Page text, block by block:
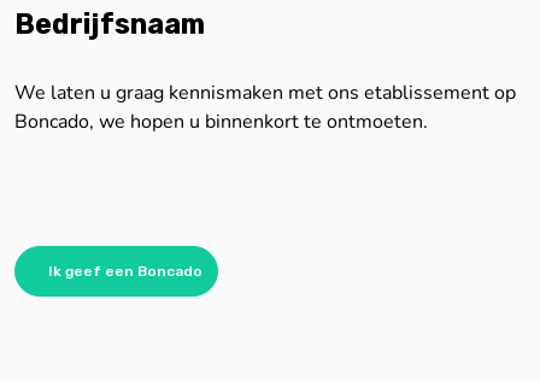
Bedrijfsnaam
We laten u graag kennismaken met ons etablissement op
Boncado, we hopen u binnenkort te ontmoeten.
Ik geef een Boncado